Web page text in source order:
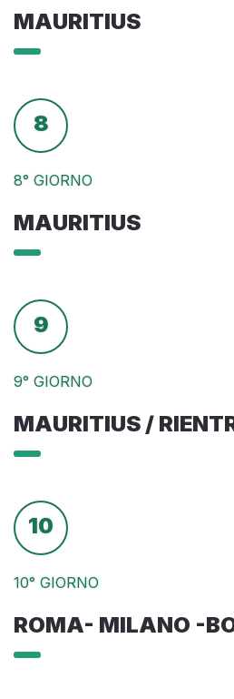
MAURITIUS
8
8° GIORNO
MAURITIUS
9
9° GIORNO
MAURITIUS /
10
10° GIORNO
ROMA- MILANO -